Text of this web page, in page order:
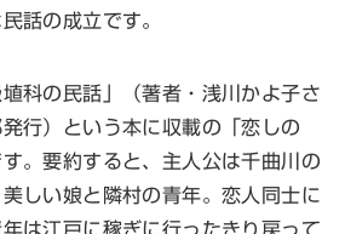
話の成立です。
科の民話」（著者・浅川かよ子さ
行）という本に収載の「恋しの
。要約すると、主人公は千曲川の
しい娘と隣村の青年。恋人同士に
は江戸に稼ぎに行ったきり戻って